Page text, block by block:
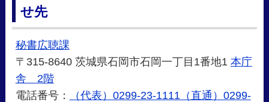
せ先
秘書広聴課
〒315-8640 茨城県石岡市石岡一丁目1番地1 本庁
舎 2階
電話番号：
（代表）0299-23-1111（直通）0299-